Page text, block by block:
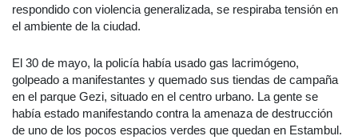
respondido con violencia generalizada, se respiraba tensión en
el ambiente de la ciudad.
El 30 de mayo, la policía había usado gas lacrimógeno,
golpeado a manifestantes y quemado sus tiendas de campaña
en el parque Gezi, situado en el centro urbano. La gente se
había estado manifestando contra la amenaza de destrucción
de uno de los pocos espacios verdes que quedan en Estambul.